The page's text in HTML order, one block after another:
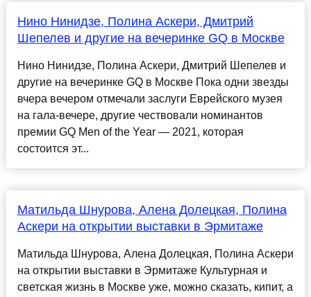
Нино Нинидзе, Полина Аскери, Дмитрий
Шепелев и другие на вечеринке GQ в Москве
Нино Нинидзе, Полина Аскери, Дмитрий Шепелев и
другие на вечеринке GQ в Москве Пока одни звезды
вчера вечером отмечали заслуги Еврейского музея
на гала-вечере, другие чествовали номинантов
премии GQ Men of the Year — 2021, которая
состоится эт...
Матильда Шнурова, Алена Долецкая, Полина
Аскери на открытии выставки в Эрмитаже
Матильда Шнурова, Алена Долецкая, Полина Аскери
на открытии выставки в Эрмитаже Культурная и
светская жизнь в Москве уже, можно сказать, кипит, а